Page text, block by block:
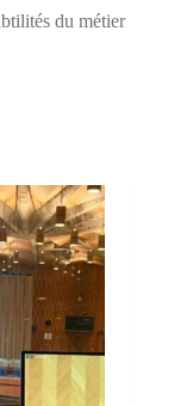
du métier